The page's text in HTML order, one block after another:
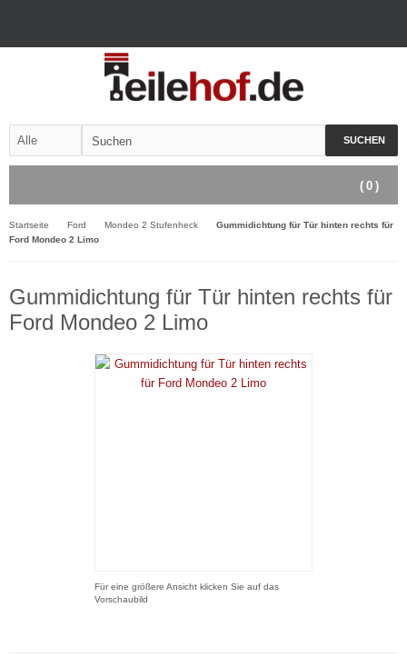
SUCHEN
( 0 )
Startseite Ford Mondeo 2 Stufenheck
Gummidichtung für Tür hinten rechts für
Ford Mondeo 2 Limo
Gummidichtung für Tür hinten rechts für
Ford Mondeo 2 Limo
Für eine größere Ansicht klicken Sie auf das
Vorschaubild